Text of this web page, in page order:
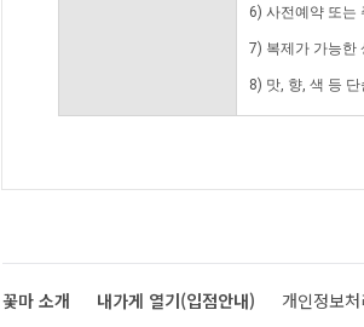
6) 사전예약 또는
7) 복제가 가능한
8) 맛, 향, 색 등
꽃마 소개 내가게 열기(입점안내) 개인정보